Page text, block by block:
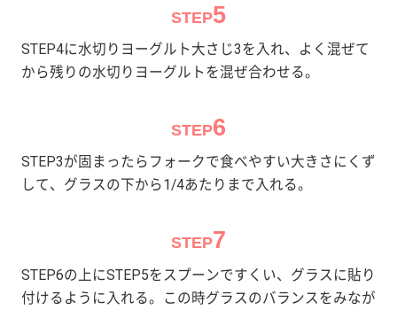
STEP5
STEP4に水切りヨーグルト大さじ3を入れ、よく混ぜて
から残りの水切りヨーグルトを混ぜ合わせる。
STEP6
STEP3が固まったらフォークで食べやすい大きさにくず
して、グラスの下から1/4あたりまで入れる。
STEP7
STEP6の上にSTEP5をスプーンですくい、グラスに貼り
付けるように入れる。この時グラスのバランスをみなが